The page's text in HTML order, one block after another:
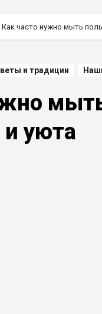
Как часто нужно мыть
и традиции
уюта